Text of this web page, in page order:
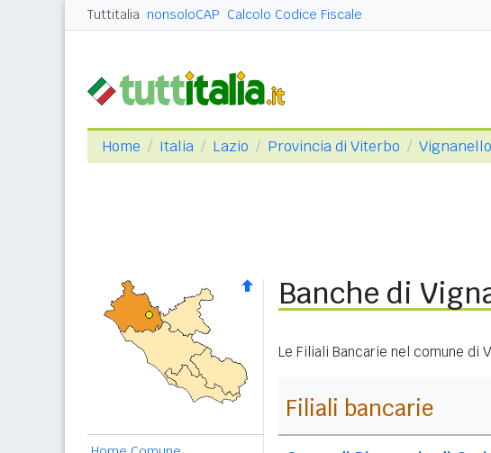
Tuttitalia nonsoloCAP Calcolo Codice Fiscale
Home Italia Lazio Provincia di Viterbo Vignanello
Banche di
Le Filiali Bancarie nel comune di
Filiali bancarie